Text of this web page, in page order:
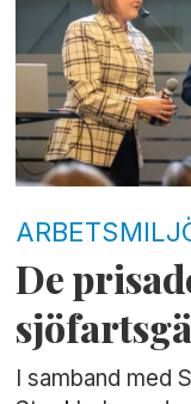
De
I samband med